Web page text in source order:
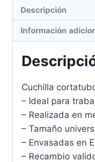
Descripción
Información
Cuchilla
– Ideal para
– Realizada en
– Tamaño
– Envasadas en
– Recambio